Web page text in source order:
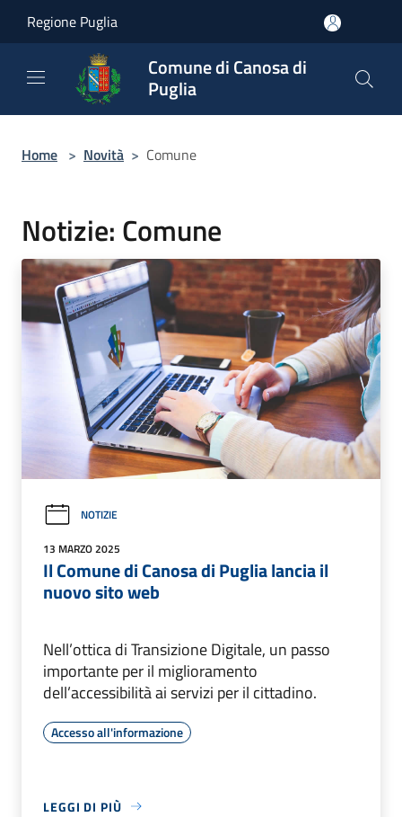
Regione Puglia
Comune di Canosa di
Puglia
Home > Novità > Comune
Notizie: Comune
NOTIZIE
13 MARZO 2025
Il Comune di Canosa di Puglia lancia il
nuovo sito web
Nell’ottica di Transizione Digitale, un passo
importante per il miglioramento
dell’accessibilità ai servizi per il cittadino.
Accesso all'informazione
LEGGI DI PIÙ